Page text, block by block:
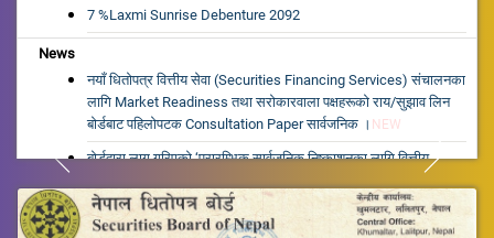
7 %Laxmi Sunrise Debenture 2092
News
नयाँ धितोपत्र वित्तीय सेवा (Securities Financing Services) संचालनका
लागि Market Readiness तथा सरोकारवाला पक्षहरूको राय/सुझाव लिन
बोर्डबाट पहिलोपटक Consultation Paper सार्वजनिक । NEW
बोर्डद्वारा लागू गरिएको ‘प्रारम्भिक सार्वजनिक निष्काशनका लागि वित्तीय
अन्तरक्रिया कार्यक्रम सम्पन्न ।